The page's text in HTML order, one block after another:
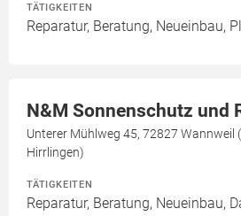
TÄTIGKEITEN
Reparatur, Beratung, Neueinbau,
N&M Sonnenschutz und
Unterer Mühlweg 45, 72827 Wannweil
Hirrlingen)
TÄTIGKEITEN
Reparatur, Beratung, Neueinbau,